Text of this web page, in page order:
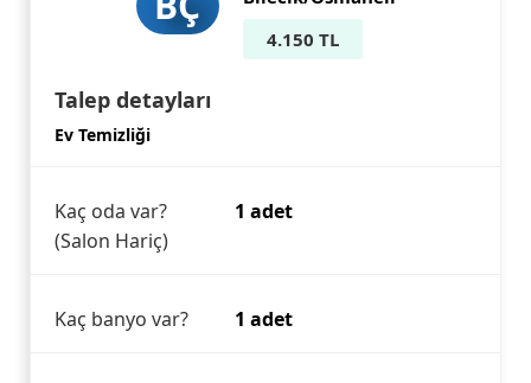
4.150 TL
Talep detayları
Ev Temizliği
Kaç oda var?
(Salon Hariç)
1 adet
Kaç banyo var? 1 adet